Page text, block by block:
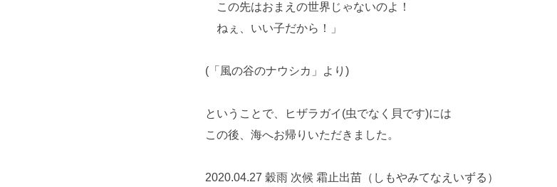
この先はおまえの世界じゃないのよ！
ねぇ、いい子だから！」
(「風の谷のナウシカ」より)
ということで、ヒザラガイ(虫でなく貝です)には
この後、海へお帰りいただきました。
2020.04.27 穀雨 次候 霜止出苗（しもやみてなえいずる）